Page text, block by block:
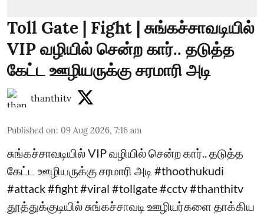
Toll Gate | Fight | சுங்கச்சாவடியில்
VIP வழியில் சென்ற கார்.. தடுத்த
கேட்ட ஊழியருக்கு சரமாரி அடி
thanthitv
Published on: 09 Aug 2026, 7:16 am
சுங்கச்சாவடியில் VIP வழியில் சென்ற கார்.. தடுத்த
கேட்ட ஊழியருக்கு சரமாரி அடி #thoothukudi
#attack #fight #viral #tollgate #cctv #thanthitv
தூத்துக்குடியில் சுங்கச்சாவடி ஊழியர்களை தாக்கிய